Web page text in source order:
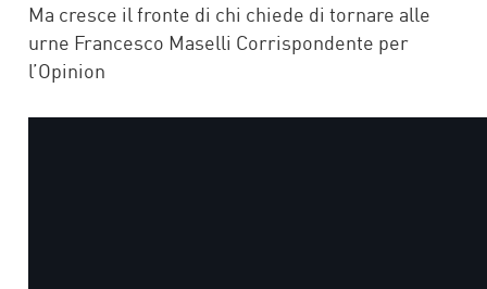
Ma cresce il fronte di chi chiede di tornare alle
urne Francesco Maselli Corrispondente per
l’Opinion